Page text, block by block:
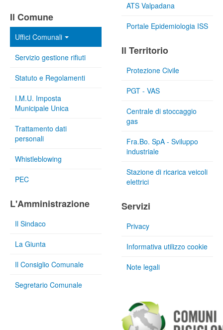
Il Comune
Uffici Comunali
Servizio gestione rifiuti
Statuto e Regolamenti
I.M.U. Imposta
Municipale Unica
Trattamento dati
personali
Whistleblowing
PEC
L'Amministrazione
Il Sindaco
La Giunta
Il Consiglio Comunale
Segretario Comunale
ATS Valpadana
Portale Epidemiologia ISS
Il Territorio
Protezione Civile
PGT - VAS
Centrale di stoccaggio
gas
Fra.Bo. SpA - Sviluppo
industriale
Stazione di ricarica veicoli
elettrici
Servizi
Privacy
Informativa utilizzo cookie
Note legali